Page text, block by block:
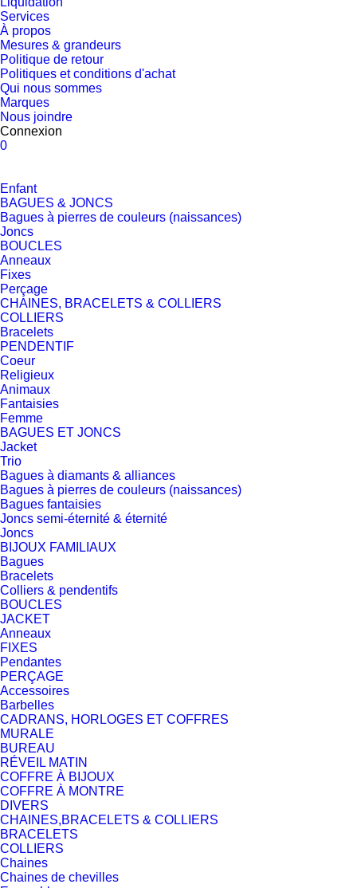
Services
À propos
Mesures & grandeurs
Politique de retour
Politiques et conditions d'achat
Qui nous sommes
Marques
Nous joindre
Connexion
0
Enfant
BAGUES & JONCS
Bagues à pierres de couleurs (naissances)
Joncs
BOUCLES
Anneaux
Fixes
Perçage
CHAINES, BRACELETS & COLLIERS
COLLIERS
Bracelets
PENDENTIF
Coeur
Religieux
Animaux
Fantaisies
Femme
BAGUES ET JONCS
Jacket
Trio
Bagues à diamants & alliances
Bagues à pierres de couleurs (naissances)
Bagues fantaisies
Joncs semi-éternité & éternité
Joncs
BIJOUX FAMILIAUX
Bagues
Bracelets
Colliers & pendentifs
BOUCLES
JACKET
Anneaux
FIXES
Pendantes
PERÇAGE
Accessoires
Barbelles
CADRANS, HORLOGES ET COFFRES
MURALE
BUREAU
RÉVEIL MATIN
COFFRE À BIJOUX
COFFRE À MONTRE
DIVERS
CHAINES,BRACELETS & COLLIERS
BRACELETS
COLLIERS
Chaines
Chaines de chevilles